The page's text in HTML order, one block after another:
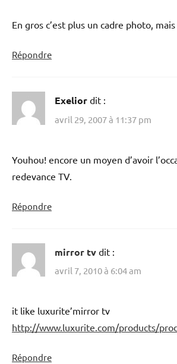
En gros c’est plus un cadre photo,
Répondre
Exelior dit :
avril 29, 2007 à 11:37 pm
Youhou! encore un moyen d’avoir
redevance TV.
Répondre
mirror tv dit :
avril 7, 2010 à 6:04 am
it like luxurite’mirror tv
http://www.luxurite.com/products/
Répondre